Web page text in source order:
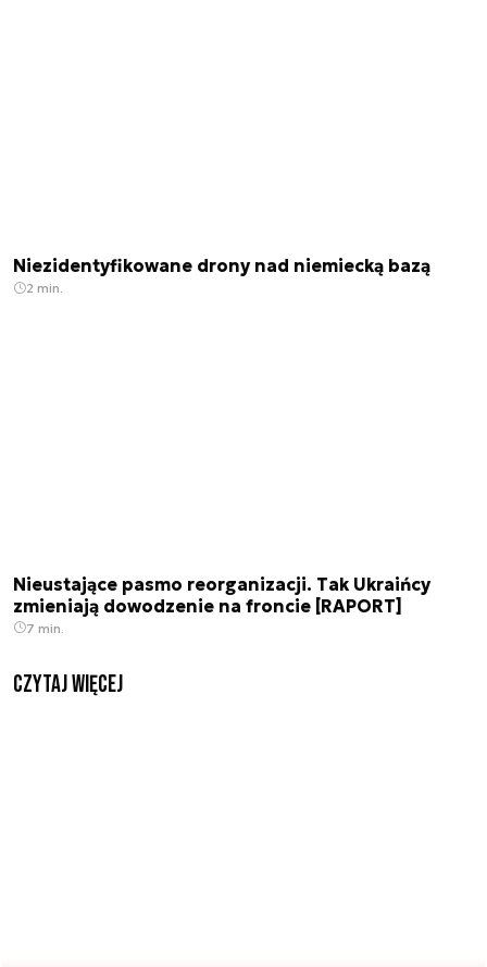
Niezidentyfikowane drony nad niemiecką bazą
2 min.
Nieustające pasmo reorganizacji. Tak Ukraińcy
zmieniają dowodzenie na froncie [RAPORT]
7 min.
czytaj więcej